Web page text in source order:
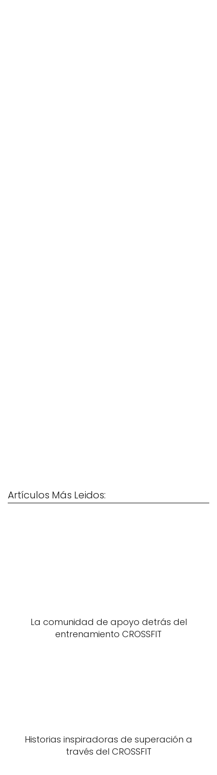
Artículos Más Leidos:
La comunidad de apoyo detrás del
entrenamiento CROSSFIT
Historias inspiradoras de superación a
través del CROSSFIT